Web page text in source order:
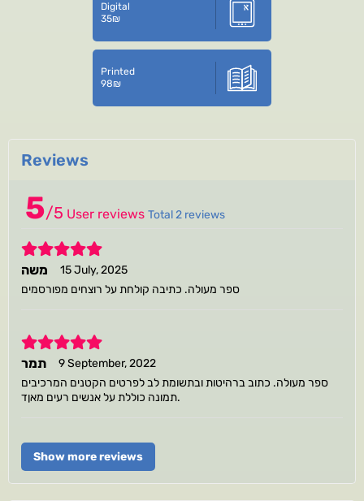
Digital
35₪
Printed
98₪
Reviews
5/5 User reviews Total 2 reviews
5
משה
15 July, 2025
ספר מעולה. כתיבה קולחת על רוצחים מפורסמים
5
תמר
9 September, 2022
ספר מעולה. כתוב ברהיטות ובתשומת לב לפרטים הקטנים המרכיבים
תמונה כוללת על אנשים רעים מאןד.
Show more reviews